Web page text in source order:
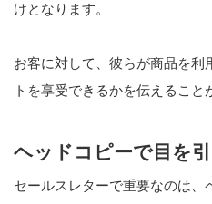
けとなります。
お客に対して、彼らが商品を利
トを享受できるかを伝えること
ヘッドコピーで目を
セールスレターで重要なのは、